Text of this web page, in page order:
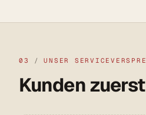
03 / UNSER
Kunden